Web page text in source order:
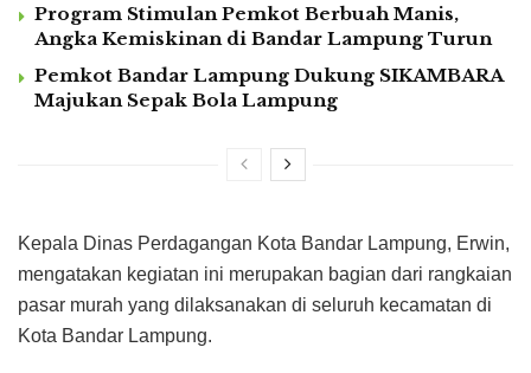
Program Stimulan Pemkot Berbuah Manis,
Angka Kemiskinan di Bandar Lampung Turun
Pemkot Bandar Lampung Dukung SIKAMBARA
Majukan Sepak Bola Lampung
Kepala Dinas Perdagangan Kota Bandar Lampung, Erwin,
mengatakan kegiatan ini merupakan bagian dari rangkaian
pasar murah yang dilaksanakan di seluruh kecamatan di
Kota Bandar Lampung.